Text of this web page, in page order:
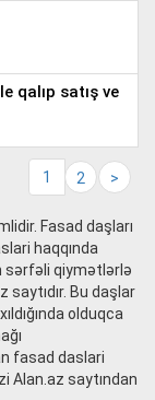
1 2 >
Fasad daşları
haqqında
sərfəli qiymətlərlə
saytıdır. Bu daşlar
olduqca
fasad daslari
Alan.az saytından